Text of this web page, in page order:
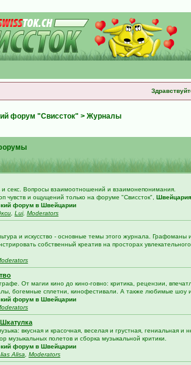
форум "Свиссток" > Журналы
секс. Вопросы взаимоотношений и взаимонепонимания.
чувств и ощущений только на форуме "Свиссток", Швейцария
форум в Швейцарии
, Lui, Moderators
и искусство - основные темы этого журнала. Графоманы
собственный креатив на просторах
От магии кино до кино-говно: критика, рецензии,
богемные сплетни, кинофестивали. А также любимые шоу
форум в Швейцарии
вкусная и красочная, веселая и грустная, гениальная и
музыкальных полетов и сборка музыкальной критики.
форум в Швейцарии
Alisa Moderators